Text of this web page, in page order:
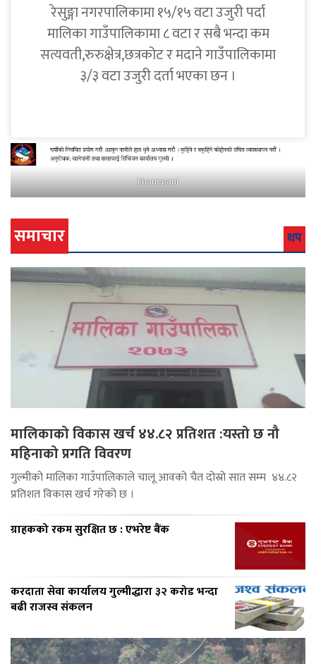
रेसुङ्गा नगरपालिकामा १५/१५ वटा उजुरी पर्दा
मालिका गाउँपालिकामा ८ वटा र सबै भन्दा कम
सत्यवती,रुरुक्षेत्र,छत्रकोट र मदाने गाउँपालिकामा
३/३ वटा उजुरी दर्ता भएका छन ।
khanepani
समाचार थप
मालिकाको विकास खर्च ४४.८२ प्रतिशत :यस्तो छ नौ
महिनाको प्रगति विवरण
गुल्मीको मालिका गाउँपालिकाले चालू आवको चैत दोस्रो सात सम्म ४४.८२
प्रतिशत विकास खर्च गरेको छ ।
ग्राहकको रकम सुरक्षित छ : एभरेष्ट बैंक
करदाता सेवा कार्यालय गुल्मीद्धारा ३२ करोड भन्दा
बढी राजस्व संकलन